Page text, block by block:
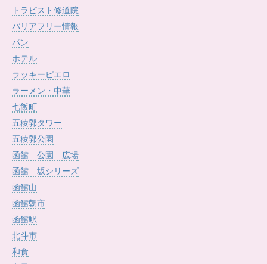
トラピスト修道院
バリアフリー情報
パン
ホテル
ラッキーピエロ
ラーメン・中華
七飯町
五稜郭タワー
五稜郭公園
函館 公園 広場
函館 坂シリーズ
函館山
函館朝市
函館駅
北斗市
和食